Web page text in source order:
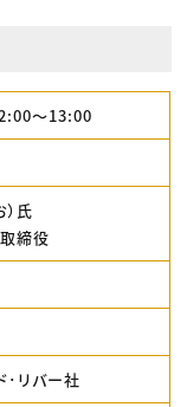
〜13:00
氏
締役
･リバー社